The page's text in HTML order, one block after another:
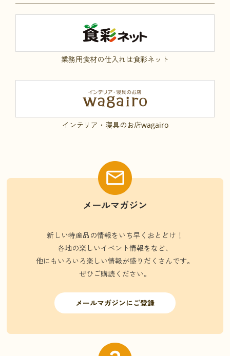
業務用食材の仕入れは食彩ネット
インテリア・寝具のお店wagairo
メールマガジン
新しい特産品の情報をいち早くおとどけ！
各地の楽しいイベント情報をなど、
他にもいろいろ楽しい情報が盛りだくさんです。
ぜひご購読ください。
メールマガジンにご登録